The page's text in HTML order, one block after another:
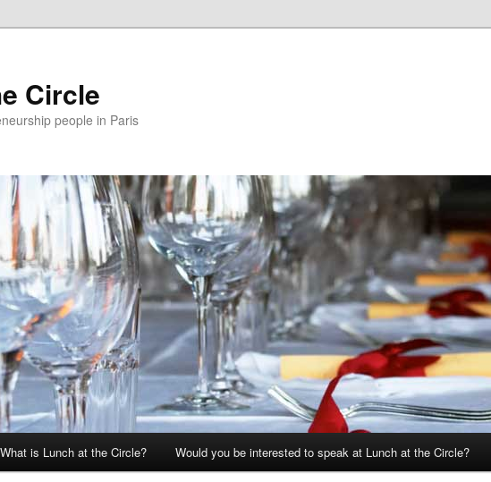
Circle
people in Paris
What is Lunch at the Circle? Would you be interested to speak at Lunch at the Circle?